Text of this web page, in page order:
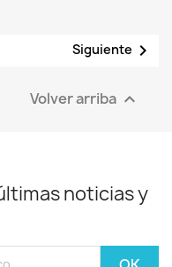
Siguiente 
Volver arriba 
noticias y